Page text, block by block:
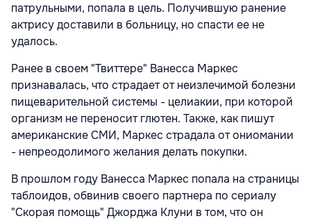
патрульными, попала в цель. Получившую ранение
актрису доставили в больницу, но спасти ее не
удалось.
Ранее в своем "Твиттере" Ванесса Маркес
признавалась, что страдает от неизлечимой болезни
пищеварительной системы - целиакии, при которой
организм не переносит глютен. Также, как пишут
американские СМИ, Маркес страдала от ониомании
- непреодолимого желания делать покупки.
В прошлом году Ванесса Маркес попала на страницы
таблоидов, обвинив своего партнера по сериалу
"Скорая помощь" Джорджа Клуни в том, что он